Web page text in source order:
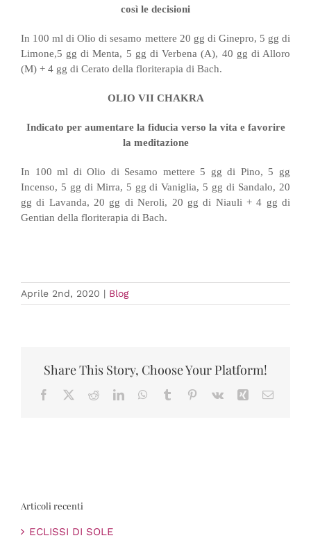
così le decisioni
In 100 ml di Olio di sesamo mettere 20 gg di Ginepro, 5 gg di
Limone,5 gg di Menta, 5 gg di Verbena (A), 40 gg di Alloro
(M) + 4 gg di Cerato della floriterapia di Bach.
OLIO VII CHAKRA
Indicato per aumentare la fiducia verso la vita e favorire
la meditazione
In 100 ml di Olio di Sesamo mettere 5 gg di Pino, 5 gg
Incenso, 5 gg di Mirra, 5 gg di Vaniglia, 5 gg di Sandalo, 20
gg di Lavanda, 20 gg di Neroli, 20 gg di Niauli + 4 gg di
Gentian della floriterapia di Bach.
Aprile 2nd, 2020 | Blog
Share This Story, Choose Your Platform!
Facebook RedditLinkedInWhatsApp
Tumblr Pinterest
Vk Xing Email
Articoli recenti
ECLISSI DI SOLE